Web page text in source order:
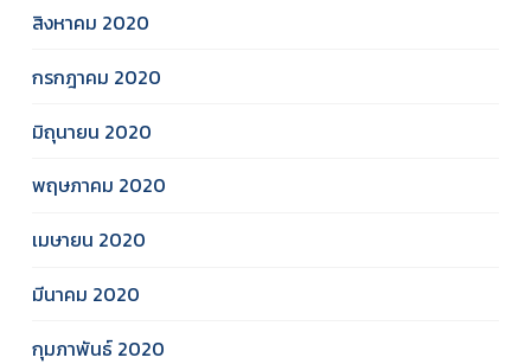
สิงหาคม 2020
กรกฎาคม 2020
มิถุนายน 2020
พฤษภาคม 2020
เมษายน 2020
มีนาคม 2020
กุมภาพันธ์ 2020